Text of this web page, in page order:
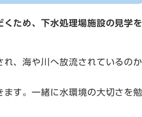
ため、下水処理場施設の見学を
、海や川へ放流されているのか
す。一緒に水環境の大切さを勉